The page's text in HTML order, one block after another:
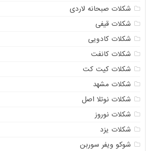
شکلات صبحانه لاردی
شکلات قیفی
شکلات کادویی
شکلات کانفت
شکلات کیت کت
شکلات مشهد
شکلات نوتلا اصل
شکلات نوروز
شکلات یزد
شوکو ویفر سوربن